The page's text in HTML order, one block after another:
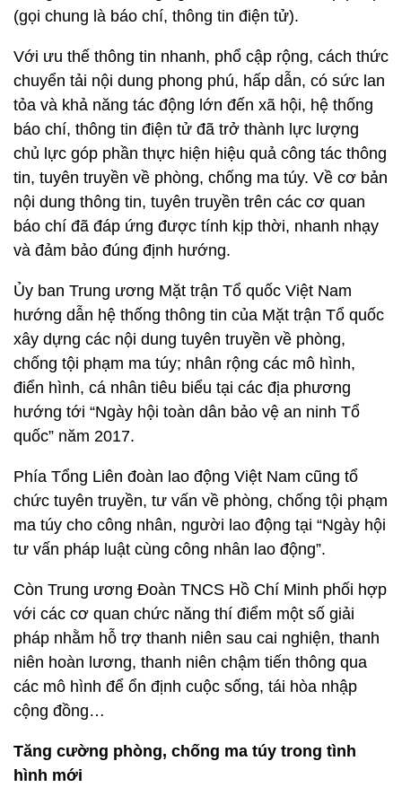
(gọi chung là báo chí, thông tin điện tử).
Với ưu thế thông tin nhanh, phổ cập rộng, cách thức
chuyển tải nội dung phong phú, hấp dẫn, có sức lan
tỏa và khả năng tác động lớn đến xã hội, hệ thống
báo chí, thông tin điện tử đã trở thành lực lượng
chủ lực góp phần thực hiện hiệu quả công tác thông
tin, tuyên truyền về phòng, chống ma túy. Về cơ bản
nội dung thông tin, tuyên truyền trên các cơ quan
báo chí đã đáp ứng được tính kịp thời, nhanh nhạy
và đảm bảo đúng định hướng.
Ủy ban Trung ương Mặt trận Tổ quốc Việt Nam
hướng dẫn hệ thống thông tin của Mặt trận Tổ quốc
xây dựng các nội dung tuyên truyền về phòng,
chống tội phạm ma túy; nhân rộng các mô hình,
điển hình, cá nhân tiêu biểu tại các địa phương
hướng tới “Ngày hội toàn dân bảo vệ an ninh Tổ
quốc” năm 2017.
Phía Tổng Liên đoàn lao động Việt Nam cũng tổ
chức tuyên truyền, tư vấn về phòng, chống tội phạm
ma túy cho công nhân, người lao động tại “Ngày hội
tư vấn pháp luật cùng công nhân lao động”.
Còn Trung ương Đoàn TNCS Hồ Chí Minh phối hợp
với các cơ quan chức năng thí điểm một số giải
pháp nhằm hỗ trợ thanh niên sau cai nghiện, thanh
niên hoàn lương, thanh niên chậm tiến thông qua
các mô hình để ổn định cuộc sống, tái hòa nhập
cộng đồng…
Tăng cường phòng, chống ma túy trong tình
hình mới